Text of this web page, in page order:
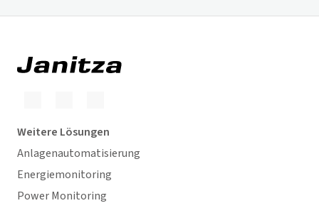
Weitere Lösungen
Anlagenautomatisierung
Energiemonitoring
Power Monitoring